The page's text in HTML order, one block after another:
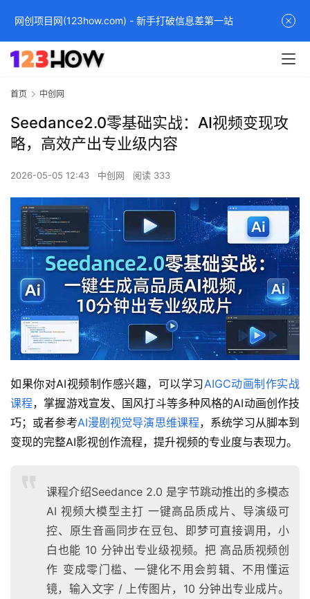
首页 中创网
Seedance2.0零基础实战：AI视频变现攻
略，高效产出专业级内容
2026-05-05 12:43 中创网 阅读 333
如果你对AI视频制作感兴趣，可以学习AIGC动画制作实战
课程，掌握游戏宣发、国风打斗等多种风格的AI动画创作技
巧；或者参考AI漫剧视觉导演思维课程，系统学习从脚本到
变现的完整AI影视创作流程，提升视频的专业度与表现力。
课程介绍Seedance 2.0 是字节跳动推出的多模态
AI 视频大模型主打 一键高品质成片、导演级可
控、原生音画同步在豆包、即梦可直接调用，小
白也能 10 分钟出专业级视频。把 高品质视频创
作 变成零门槛、一键化不用会剪辑、不用懂运
镜，输入文字 / 上传图片，10 分钟出专业成片。
网创项目网(123how.com) - 新手打破信息差第一站